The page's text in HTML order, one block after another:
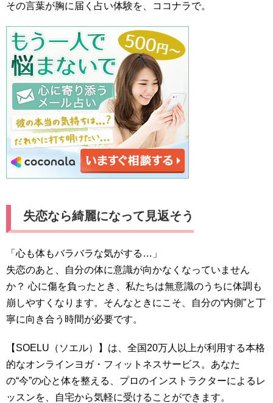
その言葉が胸に届く占い体験を、ココナラで。
失恋なら綺麗になって見返そう
「心も体もバラバラな気がする…」
失恋のあと、自分の体に意識が向かなくなっていません
か？ 心に傷を負ったとき、私たちは無意識のうちに体調も
崩しやすくなります。そんなときにこそ、自分の“内側”と丁
寧に向き合う時間が必要です。
【SOELU（ソエル）】は、全国20万人以上が利用する本格
的なオンラインヨガ・フィットネスサービス。あなた
の“今”の心と体を整える、プロのインストラクターによるレ
ッスンを、自宅から気軽に受けることができます。